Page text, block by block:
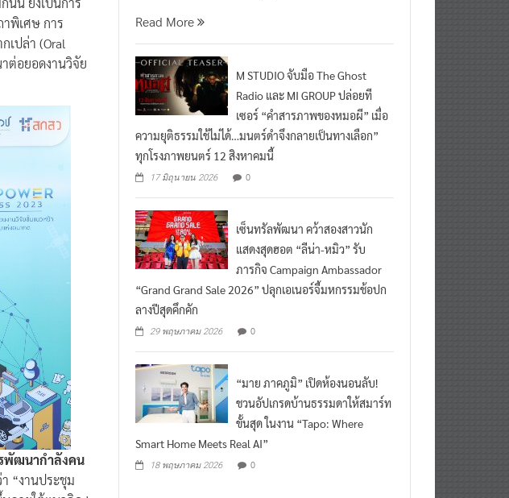
าพิเศษ การ
ปล่า (Oral
อยอดงานวิจัย
ฒนากำลังคน
“งานประชุม
ภายใต้แนวคิด I
Radio และ MI GROUP ปล่อยที
เซอร์ “คำสารภาพของหมอผี” เมื่อ
ความยุติธรรมใช้ไม่ได้…มนตร์ดำจึงกลายเป็นทางเลือก”
ทุกโรงภาพยนตร์ 12 สิงหาคมนี้
แสดงสุดฮอต “ลีน่า-หมิว” รับ
ภารกิจ Campaign Ambassador
“Grand Grand Sale 2026” ปลุกเอเนอร์จี้มหกรรมช้อปก
ลางปีสุดคึกคัก
29 พฤษภาคม 2026
ชวนอัปเกรดบ้านธรรมดาให้สมาร์ท
ขั้นสุด ในงาน “Tapo: Where
Smart Home Meets Real AI”